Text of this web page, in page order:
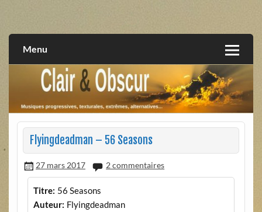
extrêmes, alternatives, texturales
Menu
Flyingdeadman – 56 Seasons
27 mars 2017 2 commentaires
Titre: 56 Seasons
Auteur: Flyingdeadman